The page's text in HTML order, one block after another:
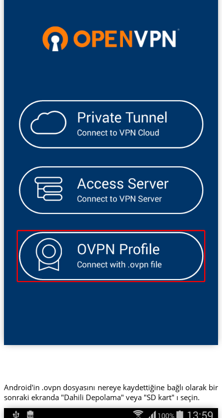
Android'in .ovpn dosyasını nereye kaydettiğine bağlı olarak bir
sonraki ekranda "Dahili Depolama" veya "SD kart" ı seçin.